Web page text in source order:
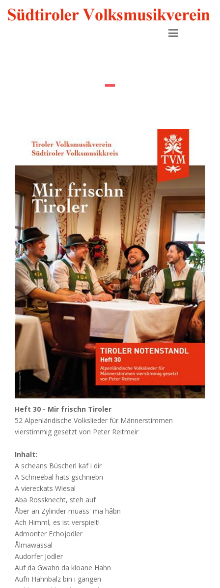
Heft 30 - Mir frischn Tiroler
52 Alpenländische Volkslieder für Männerstimmen
vierstimmig gesetzt von Peter Reitmeir
Inhalt:
A scheans Büscherl kaf i dir
A Schneebal hats gschniebn
A viereckats Wiesal
Aba Rossknecht, steh auf
Åber an Zylinder müass' ma håbn
Ach Himml, es ist verspielt!
Admonter Echojodler
Ålmawassal
Audorfer Jodler
Auf da Gwahn da kloane Hahn
Aufn Hahnbalz bin i gangen